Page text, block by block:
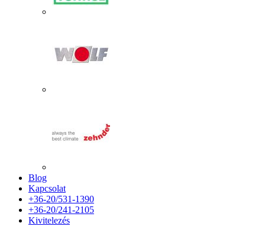
Blog
Kapcsolat
+36-20/531-1390
+36-20/241-2105
Kivitelezés